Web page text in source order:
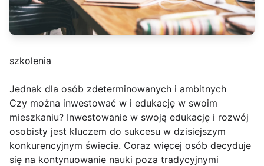
szkolenia
Jednak dla osób zdeterminowanych i ambitnych
Czy można inwestować w i edukację w swoim
mieszkaniu? Inwestowanie w swoją edukację i rozwój
osobisty jest kluczem do sukcesu w dzisiejszym
konkurencyjnym świecie. Coraz więcej osób decyduje
się na kontynuowanie nauki poza tradycyjnymi